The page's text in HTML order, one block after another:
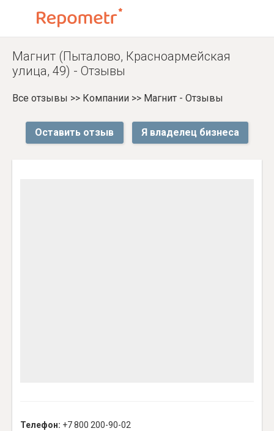
Магнит (Пыталово, Красноармейская
улица, 49) - Отзывы
Все отзывы >> Компании >> Магнит - Отзывы
Оставить отзыв Я владелец бизнеса
Телефон: +7 800 200-90-02